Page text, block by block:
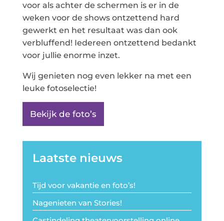
voor als achter de schermen is er in de
weken voor de shows ontzettend hard
gewerkt en het resultaat was dan ook
verbluffend! Iedereen ontzettend bedankt
voor jullie enorme inzet.
Wij genieten nog even lekker na met een
leuke fotoselectie!
Bekijk de foto’s
Laatste nieuws
Tijd voor vakantie en foto’s!
Nagenieten van Stories!